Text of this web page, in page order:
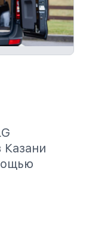
Казани